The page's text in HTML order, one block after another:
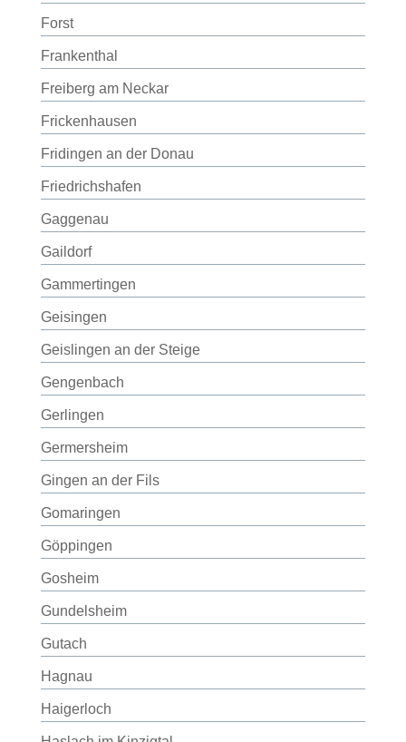
Forst
Frankenthal
Freiberg am Neckar
Frickenhausen
Fridingen an der Donau
Friedrichshafen
Gaggenau
Gaildorf
Gammertingen
Geisingen
Geislingen an der Steige
Gengenbach
Gerlingen
Germersheim
Gingen an der Fils
Gomaringen
Göppingen
Gosheim
Gundelsheim
Gutach
Hagnau
Haigerloch